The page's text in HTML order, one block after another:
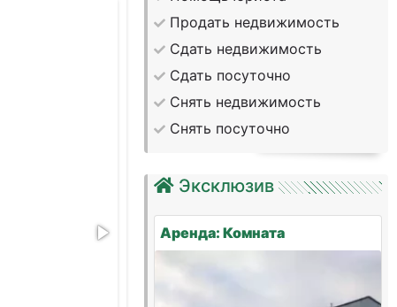
Продать недвижимость
Сдать недвижимость
Сдать посуточно
Снять недвижимость
Снять посуточно
Эксклюзив
Аренда: Комната